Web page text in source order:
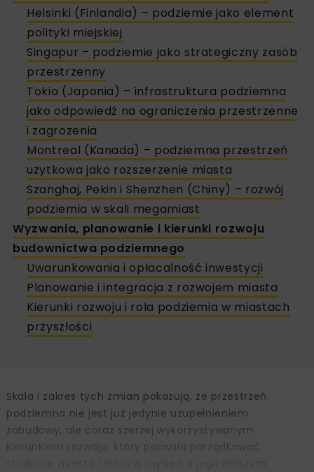
Helsinki (Finlandia) – podziemie jako element
polityki miejskiej
Singapur – podziemie jako strategiczny zasób
przestrzenny
Tokio (Japonia) – infrastruktura podziemna
jako odpowiedź na ograniczenia przestrzenne
i zagrożenia
Montreal (Kanada) – podziemna przestrzeń
użytkowa jako rozszerzenie miasta
Szanghaj, Pekin i Shenzhen (Chiny) – rozwój
podziemia w skali megamiast
Wyzwania, planowanie i kierunki rozwoju
budownictwa podziemnego
Uwarunkowania i opłacalność inwestycji
Planowanie i integracja z rozwojem miasta
Kierunki rozwoju i rola podziemia w miastach
przyszłości
Skala i zakres tych zmian pokazują, że przestrzeń
podziemna nie jest już jedynie uzupełnieniem
zabudowy, ale coraz szerzej wykorzystywanym
kierunkiem rozwoju, który pozwala porządkować